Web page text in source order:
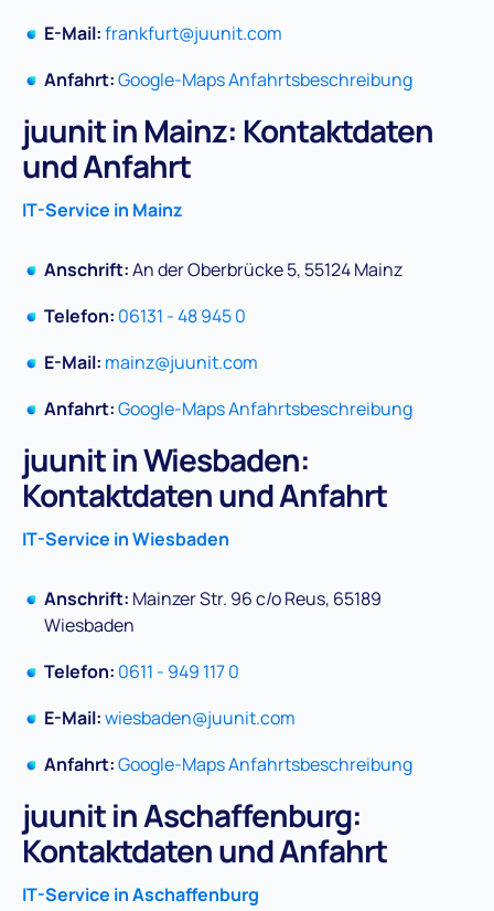
E-Mail:frankfurt@juunit.com
Anfahrt:Google-Maps Anfahrtsbeschreibung
juunit in Mainz: Kontaktdaten
und Anfahrt
IT-Service in Mainz
Anschrift:An der Oberbrücke 5, 55124 Mainz
Telefon: 06131 - 48 945 0
E-Mail: mainz@juunit.com
Anfahrt:Google-Maps Anfahrtsbeschreibung
juunit in Wiesbaden:
Kontaktdaten und Anfahrt
IT-Service in Wiesbaden
Anschrift: Mainzer Str. 96 c/o Reus, 65189
Wiesbaden
Telefon: 0611 - 949 117 0
E-Mail:wiesbaden@juunit.com
Anfahrt:Google-Maps Anfahrtsbeschreibung
juunit in Aschaffenburg:
Kontaktdaten und Anfahrt
IT-Service in Aschaffenburg